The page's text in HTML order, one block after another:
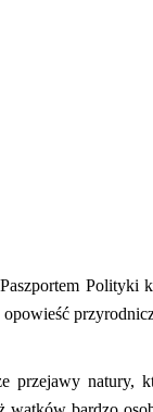
Polityki
przejawy natury,